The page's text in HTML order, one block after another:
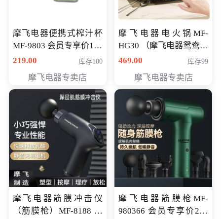
摩飞电器便携式榨汁杯
MF-9803 会员专享价138
元
219.00 库存100
摩飞电器专卖店
摩飞电器电火锅MF-
HG30 （摩飞电器鸳鸯锅
MF-HG30 ） 会员专享价
469.00 库存99
摩飞电器专卖店
摩飞电器筋膜冲击仪
（筋膜枪）MF-8188 会
摩飞电器筋膜枪MF-
980366 会员专享价299